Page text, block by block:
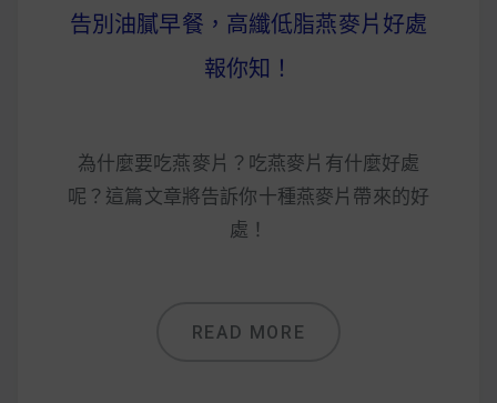
告別油膩早餐，高纖低脂燕麥片好處
報你知！
為什麼要吃燕麥片？吃燕麥片有什麼好處
呢？這篇文章將告訴你十種燕麥片帶來的好
處！
READ MORE